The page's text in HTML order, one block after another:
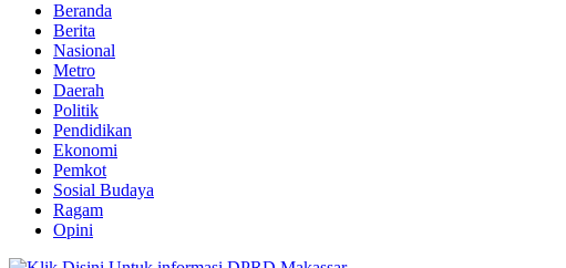
Beranda
Berita
Nasional
Metro
Daerah
Politik
Pendidikan
Ekonomi
Pemkot
Sosial Budaya
Ragam
Opini